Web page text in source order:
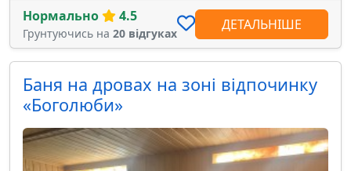
Нормально 4.5
Грунтуючись на 20 відгуках
ДЕТАЛЬНІШЕ
Баня на дровах на зоні відпочинку
«Боголюби»